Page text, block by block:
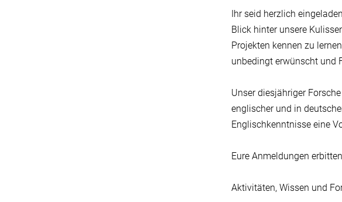
Ihr seid herzlich
Blick hinter unsere
Projekten kennen zu
unbedingt erwünscht und
Unser diesjähriger
englischer und in
Englischkenntnisse eine
Eure Anmeldungen
Aktivitäten, Wissen und